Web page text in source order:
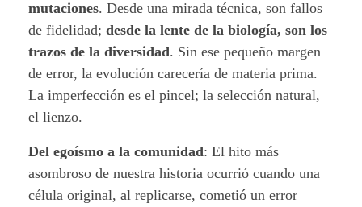
:
E
l
e
r
r
mutaciones. Desde una mirada técnica, son fallos
de fidelidad; desde la lente de la biología, son los
trazos de la diversidad. Sin ese pequeño margen
de error, la evolución carecería de materia prima.
La imperfección es el pincel; la selección natural,
el lienzo.
Del egoísmo a la comunidad: El hito más
asombroso de nuestra historia ocurrió cuando una
célula original, al replicarse, cometió un error